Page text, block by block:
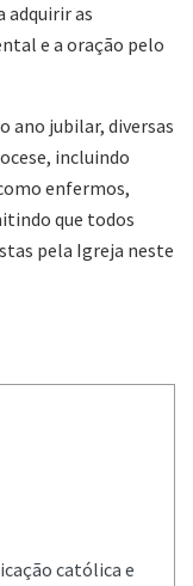
adquirir as
e a oração pelo
ano jubilar, diversas
incluindo
enfermos,
que todos
pela Igreja neste
católica e